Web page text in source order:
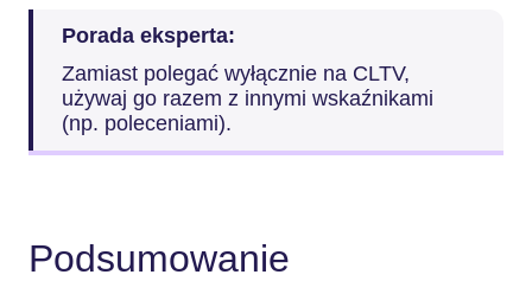
Porada eksperta:
Zamiast polegać wyłącznie na CLTV,
używaj go razem z innymi wskaźnikami
(np. poleceniami).
Podsumowanie